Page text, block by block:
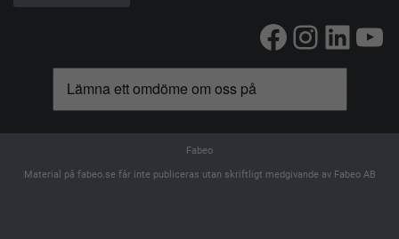
Facebook
Fabeo
Material på fabeo.se får inte publiceras utan skriftligt medgivande av Fabeo AB